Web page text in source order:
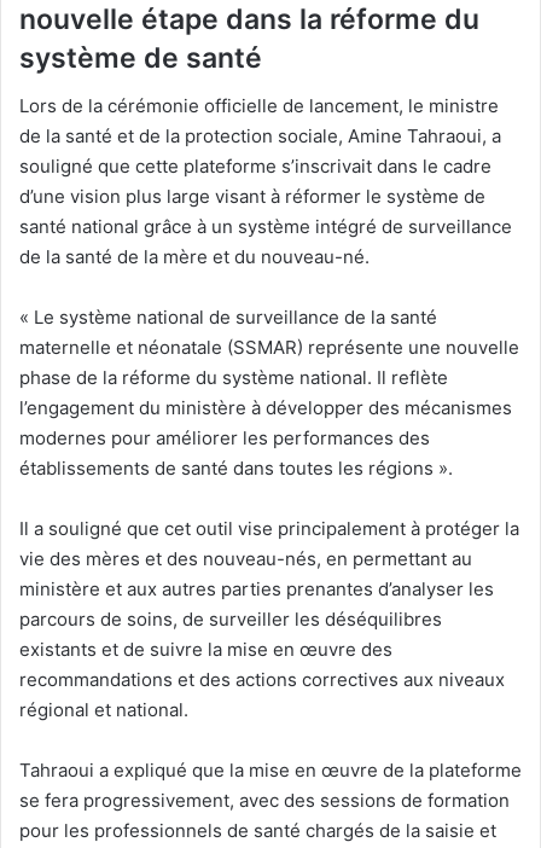
nouvelle étape dans la réforme du
système de santé
Lors de la cérémonie officielle de lancement, le ministre
de la santé et de la protection sociale, Amine Tahraoui, a
souligné que cette plateforme s’inscrivait dans le cadre
d’une vision plus large visant à réformer le système de
santé national grâce à un système intégré de surveillance
de la santé de la mère et du nouveau-né.
« Le système national de surveillance de la santé
maternelle et néonatale (SSMAR) représente une nouvelle
phase de la réforme du système national. Il reflète
l’engagement du ministère à développer des mécanismes
modernes pour améliorer les performances des
établissements de santé dans toutes les régions ».
Il a souligné que cet outil vise principalement à protéger la
vie des mères et des nouveau-nés, en permettant au
ministère et aux autres parties prenantes d’analyser les
parcours de soins, de surveiller les déséquilibres
existants et de suivre la mise en œuvre des
recommandations et des actions correctives aux niveaux
régional et national.
Tahraoui a expliqué que la mise en œuvre de la plateforme
se fera progressivement, avec des sessions de formation
pour les professionnels de santé chargés de la saisie et